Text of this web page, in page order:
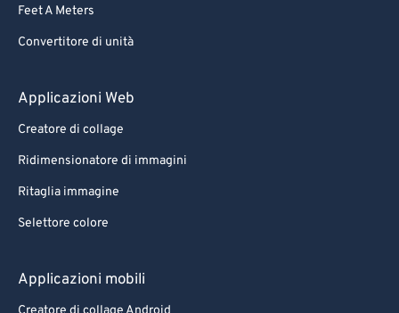
Feet A Meters
Convertitore di unità
Applicazioni Web
Creatore di collage
Ridimensionatore di immagini
Ritaglia immagine
Selettore colore
Applicazioni mobili